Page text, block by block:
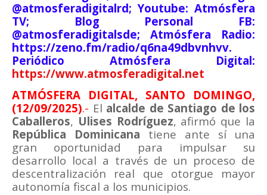
@atmosferadigitalrd; Youtube: Atmósfera
TV; Blog Personal FB:
@atmosferadigitalsde; Atmósfera Radio:
https://zeno.fm/radio/q6na49dbvnhvv.
Periódico Atmósfera Digital:
https://www.atmosferadigital.net
ATMÓSFERA DIGITAL, SANTO DOMINGO,
(12/09/2025).- El alcalde de Santiago de los
Caballeros, Ulises Rodríguez, afirmó que la
República Dominicana tiene ante sí una
gran oportunidad para impulsar su
desarrollo local a través de un proceso de
descentralización real que otorgue mayor
autonomía fiscal a los municipios.